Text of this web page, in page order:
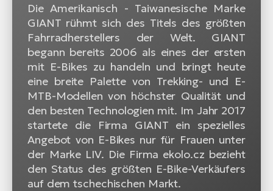
Die Amerikanisch - Taiwanesische Marke
GIANT rühmt sich des Titels des größten
Fahrradherstellers der Welt. GIANT
begann bereits 2006 als eines der ersten
mit E-Bikes zu handeln und bringt heute
eine breite Palette von Trekking- und E-
MTB-Modellen von höchster Qualität und
den besten Technologien mit. Im Jahr 2017
startete die Firma GIANT ein spezielles
Angebot von E-Bikes nur für Frauen unter
der Marke LIV. Die Firma ekolo.cz bezieht
den Status des größten E-Bike-Verkäufers
auf dem tschechischen Markt.